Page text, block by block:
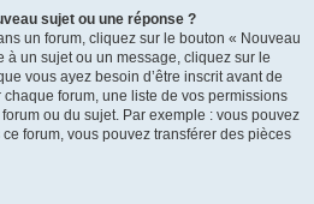
sujet ou une réponse ?
un forum, cliquez sur le bouton « Nouveau
un sujet ou un message, cliquez sur le
vous ayez besoin d’être inscrit avant de
forum, une liste de vos permissions
ou du sujet. Par exemple : vous pouvez
forum, vous pouvez transférer des pièces